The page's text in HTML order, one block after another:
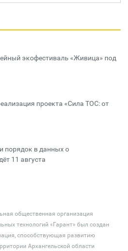
экофестиваль «Живица» под
проекта «Сила ТОС: от
порядок в данных о
11 августа
общественная организация
технологий «Гарант» был создан
способствующая развитию
Архангельской области